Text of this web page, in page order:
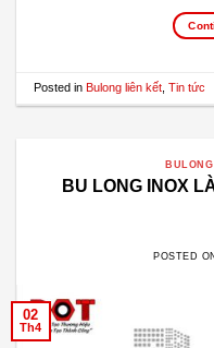
Posted in Bulong liên kết, Tin tức
BU LONG INOX
POSTED
02
Th4